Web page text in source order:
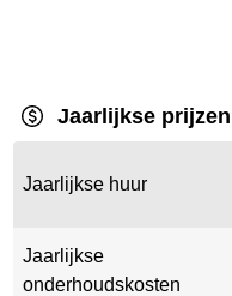
Jaarlijkse prijzen
Jaarlijkse huur
Jaarlijkse
onderhoudskosten